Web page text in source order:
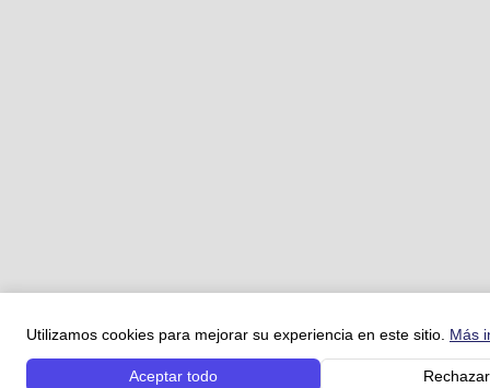
Utilizamos cookies para mejorar su experiencia en este sitio. Más
Aceptar todo